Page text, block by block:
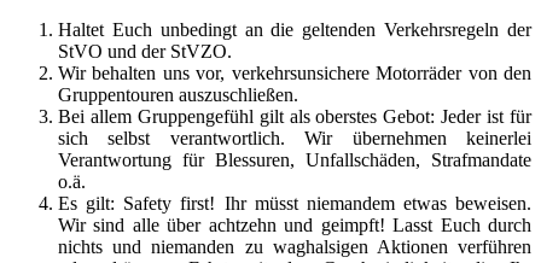
Haltet Euch unbedingt an die geltenden Verkehrsregeln der
StVO und der StVZO.
Wir behalten uns vor, verkehrsunsichere Motorräder von den
Gruppentouren auszuschließen.
Bei allem Gruppengefühl gilt als oberstes Gebot: Jeder ist für
sich selbst verantwortlich. Wir übernehmen keinerlei
Verantwortung für Blessuren, Unfallschäden, Strafmandate
o.ä.
Es gilt: Safety first! Ihr müsst niemandem etwas beweisen.
Wir sind alle über achtzehn und geimpft! Lasst Euch durch
nichts und niemanden zu waghalsigen Aktionen verführen